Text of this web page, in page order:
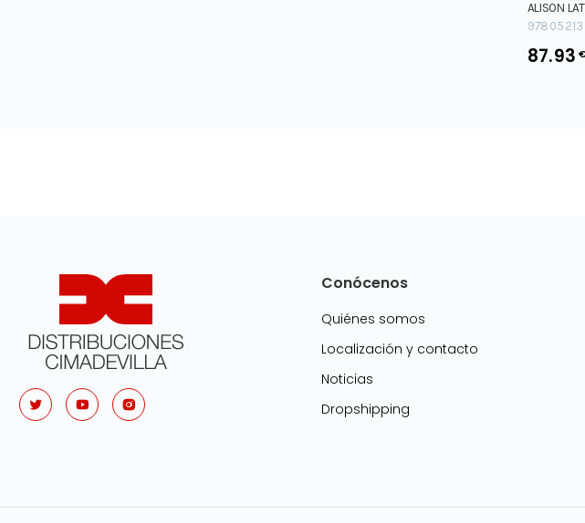
ALISON
87.93
Conócenos
Quiénes somos
Localización y contacto
Noticias
Dropshipping